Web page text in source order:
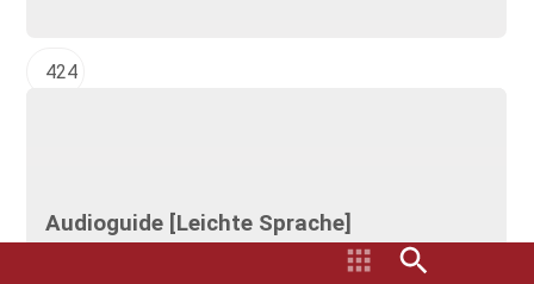
424
Audioguide [Leichte Sprache]
Sömmerda ist eine kleine Stadt in Thüringen mit